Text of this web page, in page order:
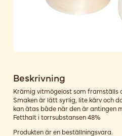
Beskrivning
Krämig vitmögelost som framställs
Smaken är lätt syrlig, lite kärv och
kan ätas både när den är antingen
Fetthalt i torrsubstansen 48%
Produkten är en beställningsvara.